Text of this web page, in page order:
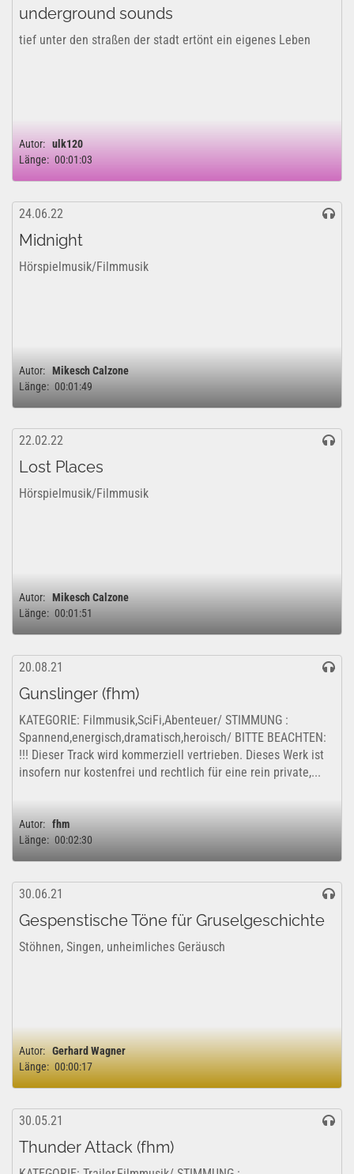
underground sounds
tief unter den straßen der stadt ertönt ein eigenes Leben
Autor: ulk120
Länge: 00:01:03
24.06.22
Midnight
Hörspielmusik/Filmmusik
Autor: Mikesch Calzone
Länge: 00:01:49
22.02.22
Lost Places
Hörspielmusik/Filmmusik
Autor: Mikesch Calzone
Länge: 00:01:51
20.08.21
Gunslinger (fhm)
KATEGORIE: Filmmusik,SciFi,Abenteuer/ STIMMUNG :
Spannend,energisch,dramatisch,heroisch/ BITTE BEACHTEN:
!!! Dieser Track wird kommerziell vertrieben. Dieses Werk ist
insofern nur kostenfrei und rechtlich für eine rein private,...
Autor: fhm
Länge: 00:02:30
30.06.21
Gespenstische Töne für Gruselgeschichte
Stöhnen, Singen, unheimliches Geräusch
Autor: Gerhard Wagner
Länge: 00:00:17
30.05.21
Thunder Attack (fhm)